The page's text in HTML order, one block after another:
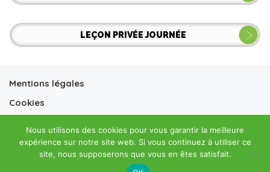
LEÇON PRIVÉE JOURNÉE
Mentions légales
Cookies
Conditions générales location
Nous utilisons des cookies pour vous garantir la meilleure
expérience sur notre site web. Si vous continuez à utiliser ce
site, nous supposerons que vous en êtes satisfait.